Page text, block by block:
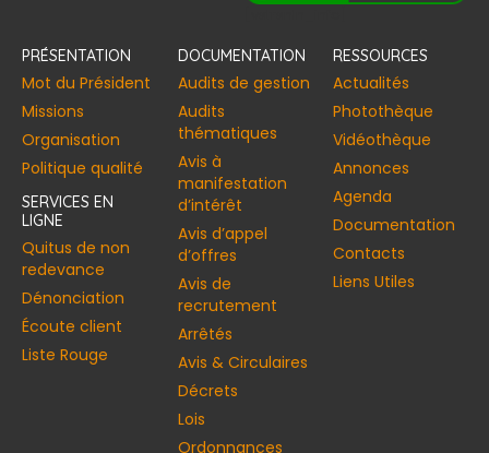
PRÉSENTATION
Mot du Président
Missions
Organisation
Politique qualité
SERVICES EN
LIGNE
Quitus de non
redevance
Dénonciation
Écoute client
Liste Rouge
DOCUMENTATION
Audits de gestion
Audits
thématiques
Avis à
manifestation
d’intérêt
Avis d’appel
d’offres
Avis de
recrutement
Arrêtés
Avis & Circulaires
Décrets
Lois
Ordonnances
RESSOURCES
Actualités
Photothèque
Vidéothèque
Annonces​
Agenda
Documentation
Contacts
Liens Utiles